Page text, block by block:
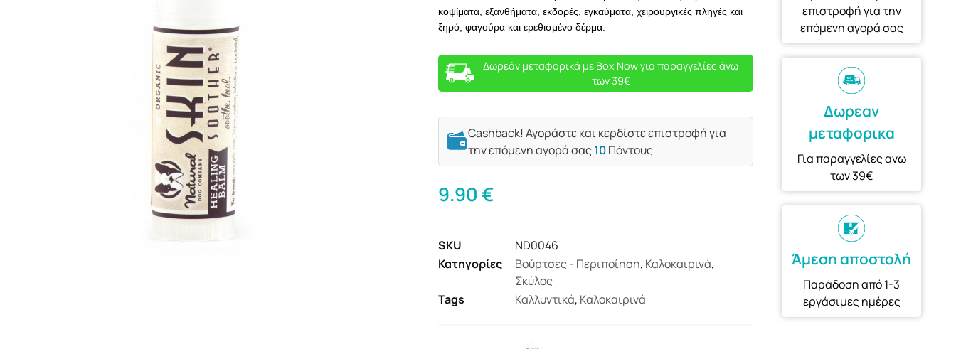
κοψίματα, εξανθήματα, εκδορές, εγκαύματα, χειρουργικές πληγές και
ξηρό, φαγούρα και ερεθισμένο δέρμα.
Δωρεάν μεταφορικά με Box Now για παραγγελίες άνω
των 39€
Cashback! Αγοράστε και κερδίστε επιστροφή για
την επόμενη αγορά σας10Πόντους
9.90€
SKU
ND0046
Κατηγορίες
Βούρτσες - Περιποίηση, Καλοκαιρινά,
Σκύλος
Tags
Καλλυντικά, Καλοκαιρινά
επιστροφή για την
επόμενη αγορά σας
Δωρεαν
μεταφορικα
Για παραγγελίες ανω
των 39€
Άμεση αποστολή
Παράδοση από 1-3
εργάσιμες ημέρες